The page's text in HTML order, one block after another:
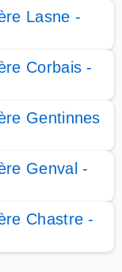
Lasne -
Corbais -
Gentinnes
Genval -
Chastre -